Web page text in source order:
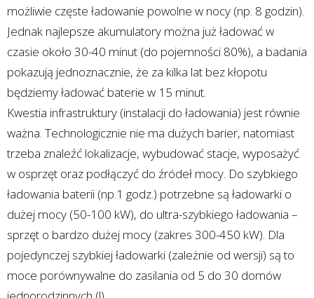
możliwie częste ładowanie powolne w nocy (np. 8 godzin).
Jednak najlepsze akumulatory można już ładować w
czasie około 30-40 minut (do pojemności 80%), a badania
pokazują jednoznacznie, że za kilka lat bez kłopotu
będziemy ładować baterie w 15 minut.
Kwestia infrastruktury (instalacji do ładowania) jest równie
ważna. Technologicznie nie ma dużych barier, natomiast
trzeba znaleźć lokalizacje, wybudować stacje, wyposażyć
w osprzęt oraz podłączyć do źródeł mocy. Do szybkiego
ładowania baterii (np.1 godz.) potrzebne są ładowarki o
dużej mocy (50-100 kW), do ultra-szybkiego ładowania –
sprzęt o bardzo dużej mocy (zakres 300-450 kW). Dla
pojedynczej szybkiej ładowarki (zależnie od wersji) są to
moce porównywalne do zasilania od 5 do 30 domów